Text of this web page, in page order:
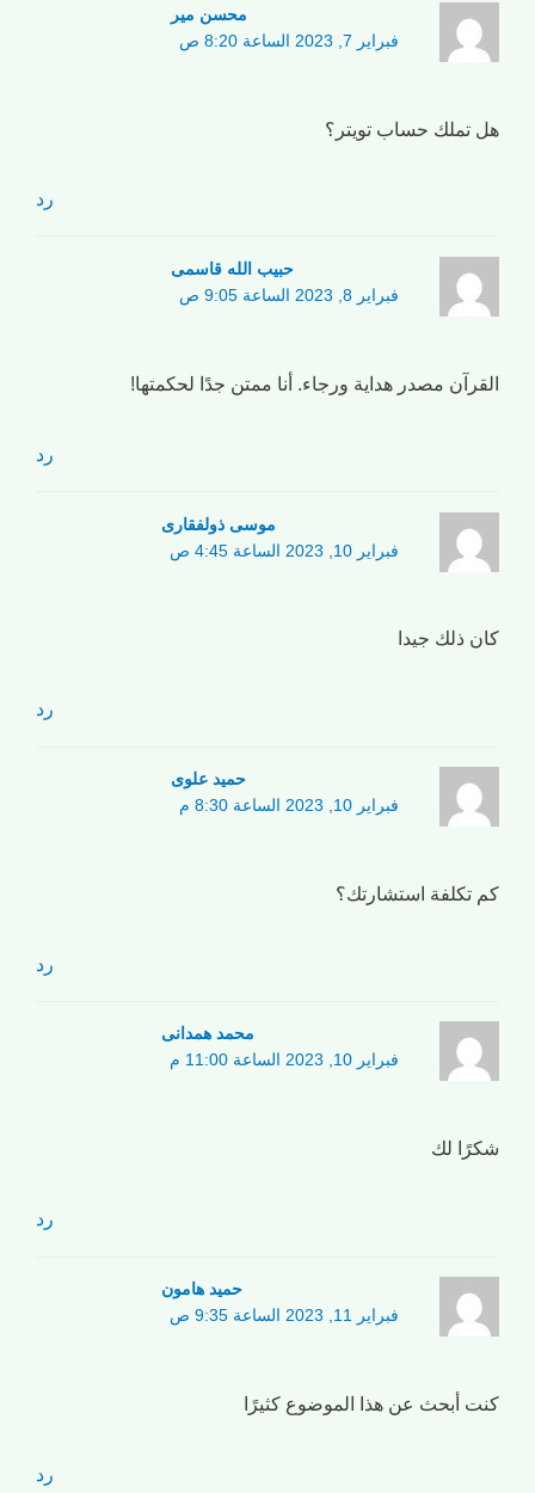
محسن میر
فبراير 7, 2023 الساعة 8:20 ص
هل تملك حساب تويتر؟
رد
حبیب الله قاسمی
فبراير 8, 2023 الساعة 9:05 ص
القرآن مصدر هداية ورجاء. أنا ممتن جدًا لحكمتها!
رد
موسی ذولفقاری
فبراير 10, 2023 الساعة 4:45 ص
كان ذلك جيدا
رد
حمید علوی
فبراير 10, 2023 الساعة 8:30 م
كم تكلفة استشارتك؟
رد
محمد همدانی
فبراير 10, 2023 الساعة 11:00 م
شكرًا لك
رد
حمید هامون
فبراير 11, 2023 الساعة 9:35 ص
كنت أبحث عن هذا الموضوع كثيرًا
رد